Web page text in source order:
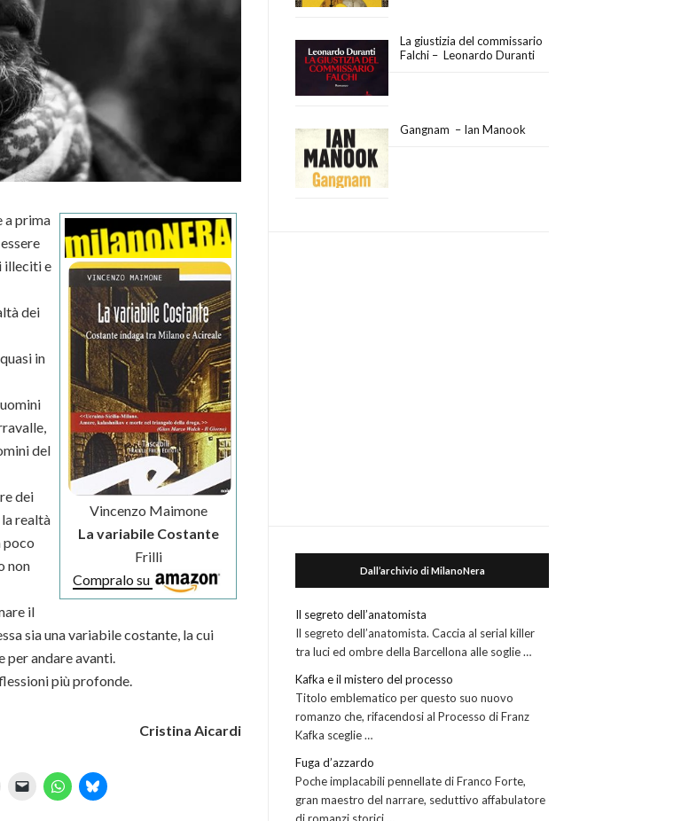
Vincenzo Maimone
La variabile Costante
Frilli
Compralo su
a prima
illeciti e
dei
in
del
dei
realtà
poco
non
il
sia una variabile costante, la cui
per andare avanti.
più profonde.
Cristina Aicardi
La giustizia del commissario
Falchi – Leonardo Duranti
Gangnam – Ian Manook
Dall’archivio di MilanoNera
Il segreto dell’anatomista
Il segreto dell’anatomista. Caccia al serial killer
tra luci ed ombre della Barcellona alle soglie …
Kafka e il mistero del processo
Titolo emblematico per questo suo nuovo
romanzo che, rifacendosi al Processo di Franz
Kafka sceglie …
Fuga d’azzardo
Poche implacabili pennellate di Franco Forte,
gran maestro del narrare, seduttivo affabulatore